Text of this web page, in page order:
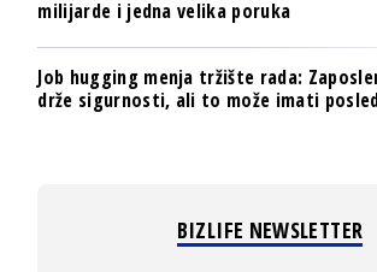
milijarde i jedna velika poruka
Job hugging menja tržište rada:
drže sigurnosti, ali to može imati
BIZLIFE NEWSLETTER